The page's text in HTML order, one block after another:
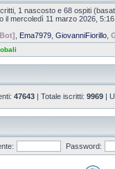
1 nascosto e 68 ospiti
il mercoledì 11 marzo 2026, 5:16
Ema7979 GiovanniFiorillo
47643 | Totale iscritti: 9969 |
Password: